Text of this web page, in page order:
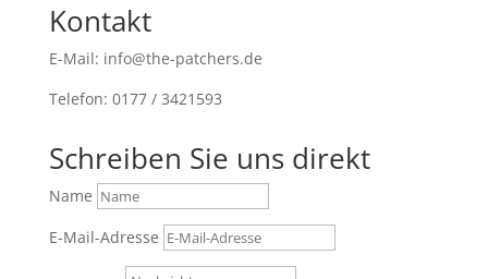
Kontakt
E-Mail: info@the-patchers.de
Telefon: 0177 / 3421593
Schreiben Sie uns direkt
Name
E-Mail-Adresse